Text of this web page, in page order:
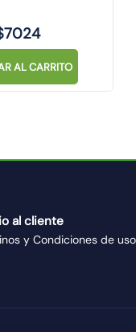
7024
AL CARRITO
al cliente
y Condiciones de uso